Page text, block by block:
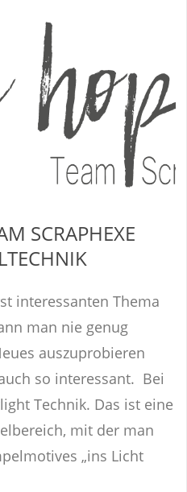
SCRAPHEXE
interessanten Thema
man nie genug
auszuprobieren
so interessant. Bei
Technik. Das ist eine
mit der man
„ins Licht